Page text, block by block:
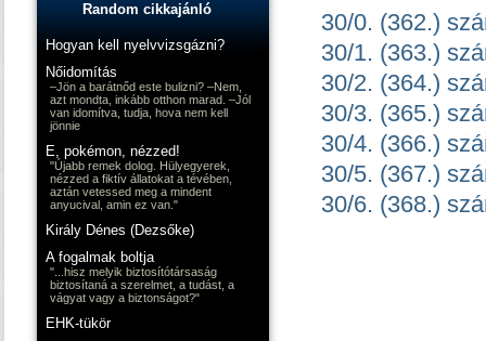
Random cikkajánló
Hogyan kell nyelvvizsgázni?
Nőidomítás
–Jön a barátnőd este bulizni? –Nem,
azt mondta, inkább otthon marad. –Jól
van idomítva, tudja, hova nem kell
jönnie
E, pokémon, nézzed!
"Újabb remek dolog. Hülyegyerek,
nézzed a fiktív állatokat a tévében,
aztán vetessed meg a mindent
anyucival, amin ez van."
Király Dénes (Dezsőke)
A fogalmak boltja
"...hisz melyik biztosítótársaság
biztosítaná a szerelmet, a tudást, a
vágyat vagy a biztonságot?"
EHK-tükör
30/0. (362.)
30/1. (363.)
30/2. (364.)
30/3. (365.)
30/4. (366.)
30/5. (367.)
30/6. (368.)